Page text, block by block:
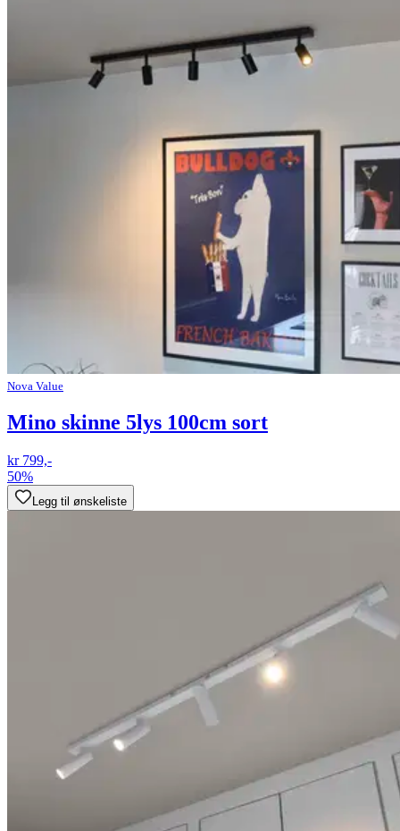
Nova Value
Mino skinne 5lys 100cm sort
kr 799,-
50%
Legg til ønskeliste